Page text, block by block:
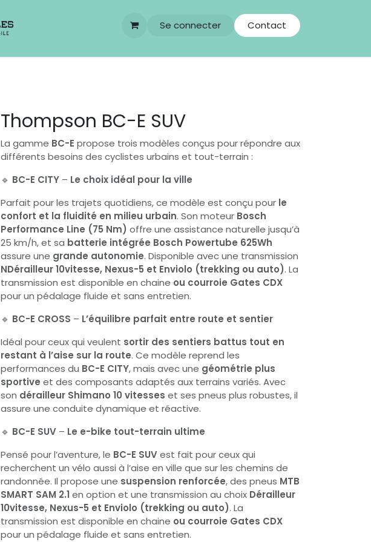
Se connecter Contact
Thompson BC-E SUV
La gamme BC-E propose trois modèles conçus pour répondre aux
différents besoins des cyclistes urbains et tout-terrain :
🔹 BC-E CITY – Le choix idéal pour la ville
Parfait pour les trajets quotidiens, ce modèle est conçu pour le
confort et la fluidité en milieu urbain. Son moteur Bosch
Performance Line (75 Nm) offre une assistance naturelle jusqu’à
25 km/h, et sa batterie intégrée Bosch Powertube 625Wh
assure une grande autonomie. Disponible avec une transmission
NDérailleur 10vitesse, Nexus-5 et Enviolo (trekking ou auto). La
transmission est disponible en chaine ou courroie Gates CDX
pour un pédalage fluide et sans entretien.
🔹 BC-E CROSS – L’équilibre parfait entre route et sentier
Idéal pour ceux qui veulent sortir des sentiers battus tout en
restant à l’aise sur la route. Ce modèle reprend les
performances du BC-E CITY, mais avec une géométrie plus
sportive et des composants adaptés aux terrains variés. Avec
son dérailleur Shimano 10 vitesses et ses pneus plus robustes, il
assure une conduite dynamique et réactive.
🔹 BC-E SUV – Le e-bike tout-terrain ultime
Pensé pour l’aventure, le BC-E SUVest fait pour ceux qui
recherchent un vélo aussi à l’aise en ville que sur les chemins de
randonnée. Il propose une suspension renforcée, des pneus MTB
SMART SAM 2.1en option et une transmission au choix Dérailleur
10vitesse, Nexus-5 et Enviolo (trekking ou auto). La
transmission est disponible en chaine ou courroie Gates CDX
pour un pédalage fluide et sans entretien.